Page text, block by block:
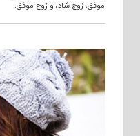
موفق، زوج شاد، و زوج موفق.